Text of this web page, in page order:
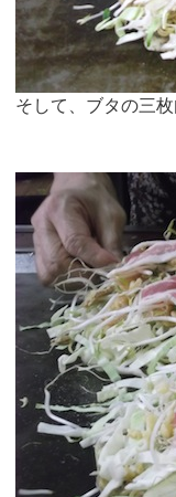
そして、ブタの三枚